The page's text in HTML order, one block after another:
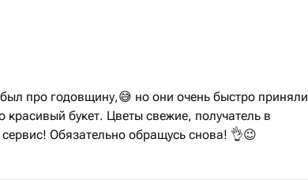
про годовщину,😅 но они очень быстро приняли
красивый букет. Цветы свежие, получатель в
Обязательно обращусь снова! 👌😉